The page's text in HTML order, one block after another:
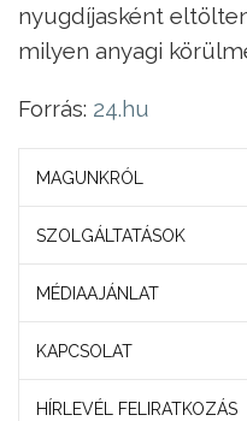
nyugdíjasként
milyen anyagi
Forrás: 24.hu
MAGUNKRÓL
SZOLGÁLTATÁSOK
MÉDIAAJÁNLAT
KAPCSOLAT
HÍRLEVÉL FELIRATKOZÁS